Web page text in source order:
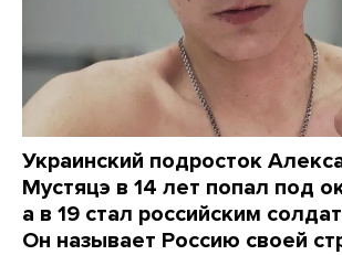
Украинский подросток
Мустяцэ в 14 лет попал под
а в 19 стал российским
Он называет Россию своей